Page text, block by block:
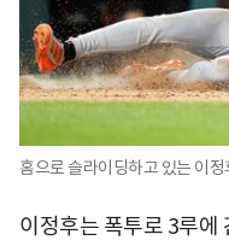
홈으로 슬라이딩하고 있는 이
이정후는 폭투로 3루에